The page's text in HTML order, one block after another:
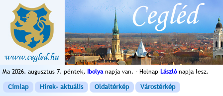
Ma 2026. augusztus 7. péntek, Ibolyanapja van. - Holnap Lászlónapja lesz.
Címlap Hírek- aktuális Oldaltérkép Várostérkép